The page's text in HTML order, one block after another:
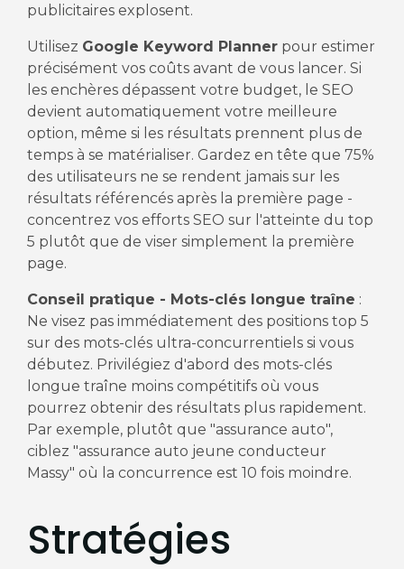
publicitaires explosent.
Utilisez Google Keyword Plannerpour estimer
précisément vos coûts avant de vous lancer. Si
les enchères dépassent votre budget, le SEO
devient automatiquement votre meilleure
option, même si les résultats prennent plus de
temps à se matérialiser. Gardez en tête que 75%
des utilisateurs ne se rendent jamais sur les
résultats référencés après la première page -
concentrez vos efforts SEO sur l'atteinte du top
5 plutôt que de viser simplement la première
page.
Conseil pratique - Mots-clés longue traîne :
Ne visez pas immédiatement des positions top 5
sur des mots-clés ultra-concurrentiels si vous
débutez. Privilégiez d'abord des mots-clés
longue traîne moins compétitifs où vous
pourrez obtenir des résultats plus rapidement.
Par exemple, plutôt que "assurance auto",
ciblez "assurance auto jeune conducteur
Massy" où la concurrence est 10 fois moindre.
Stratégies